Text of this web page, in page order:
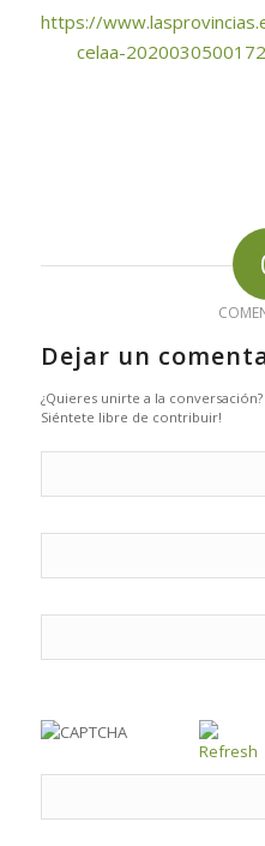
https://
celaa-
Dejar un
¿Quieres unirte a la conversación?
Siéntete libre de contribuir!